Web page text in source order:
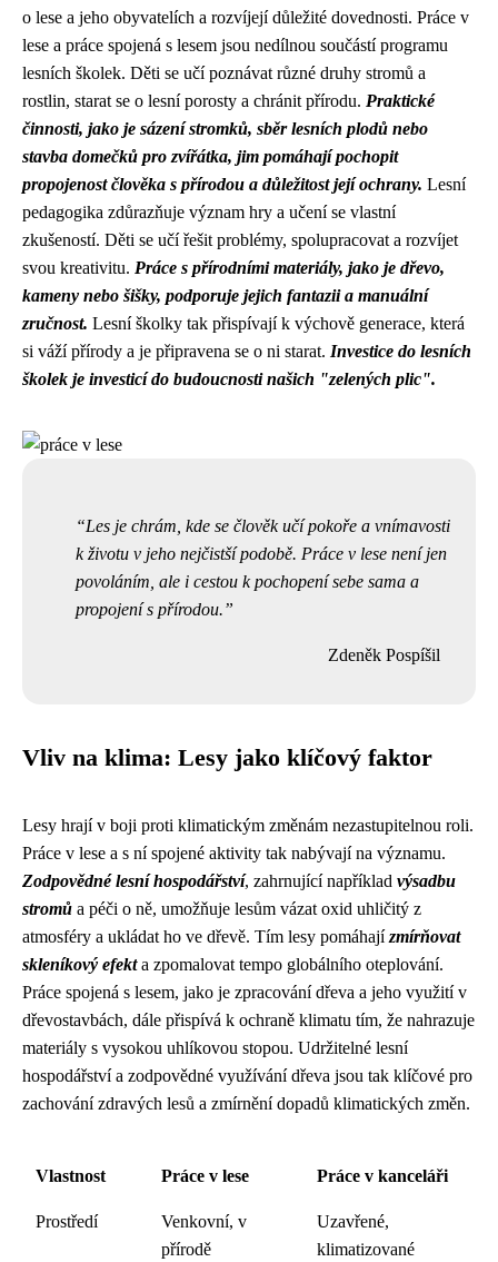
o lese a jeho obyvatelích a rozvíjejí důležité dovednosti. Práce v
lese a práce spojená s lesem jsou nedílnou součástí programu
lesních školek. Děti se učí poznávat různé druhy stromů a
rostlin, starat se o lesní porosty a chránit přírodu. Praktické
činnosti, jako je sázení stromků, sběr lesních plodů nebo
stavba domečků pro zvířátka, jim pomáhají pochopit
propojenost člověka s přírodou a důležitost její ochrany. Lesní
pedagogika zdůrazňuje význam hry a učení se vlastní
zkušeností. Děti se učí řešit problémy, spolupracovat a rozvíjet
svou kreativitu. Práce s přírodními materiály, jako je dřevo,
kameny nebo šišky, podporuje jejich fantazii a manuální
zručnost. Lesní školky tak přispívají k výchově generace, která
si váží přírody a je připravena se o ni starat. Investice do lesních
školek je investicí do budoucnosti našich "zelených plic".
Les je chrám, kde se člověk učí pokoře a vnímavosti
k životu v jeho nejčistší podobě. Práce v lese není jen
povoláním, ale i cestou k pochopení sebe sama a
propojení s přírodou.
Zdeněk Pospíšil
Vliv na klima: Lesy jako klíčový faktor
Lesy hrají v boji proti klimatickým změnám nezastupitelnou roli.
Práce v lese a s ní spojené aktivity tak nabývají na významu.
Zodpovědné lesní hospodářství, zahrnující například výsadbu
stromů a péči o ně, umožňuje lesům vázat oxid uhličitý z
atmosféry a ukládat ho ve dřevě. Tím lesy pomáhajízmírňovat
skleníkový efekta zpomalovat tempo globálního oteplování.
Práce spojená s lesem, jako je zpracování dřeva a jeho využití v
dřevostavbách, dále přispívá k ochraně klimatu tím, že nahrazuje
materiály s vysokou uhlíkovou stopou. Udržitelné lesní
hospodářství a zodpovědné využívání dřeva jsou tak klíčové pro
zachování zdravých lesů a zmírnění dopadů klimatických změn.
Vlastnost Práce v lese Práce v kanceláři
Prostředí
Venkovní, v
přírodě
Uzavřené,
klimatizované